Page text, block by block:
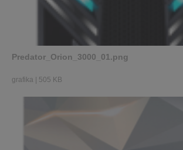
Predator_Orion_3000_01.png
grafika | 505 KB